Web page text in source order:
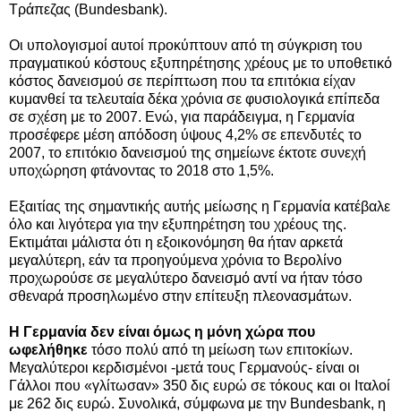
Τράπεζας (Bundesbank).
Οι υπολογισμοί αυτοί προκύπτουν από τη σύγκριση του
πραγματικού κόστους εξυπηρέτησης χρέους με το υποθετικό
κόστος δανεισμού σε περίπτωση που τα επιτόκια είχαν
κυμανθεί τα τελευταία δέκα χρόνια σε φυσιολογικά επίπεδα
σε σχέση με το 2007. Ενώ, για παράδειγμα, η Γερμανία
προσέφερε μέση απόδοση ύψους 4,2% σε επενδυτές το
2007, το επιτόκιο δανεισμού της σημείωνε έκτοτε συνεχή
υποχώρηση φτάνοντας το 2018 στο 1,5%.
Εξαιτίας της σημαντικής αυτής μείωσης η Γερμανία κατέβαλε
όλο και λιγότερα για την εξυπηρέτηση του χρέους της.
Εκτιμάται μάλιστα ότι η εξοικονόμηση θα ήταν αρκετά
μεγαλύτερη, εάν τα προηγούμενα χρόνια το Βερολίνο
προχωρούσε σε μεγαλύτερο δανεισμό αντί να ήταν τόσο
σθεναρά προσηλωμένo στην επίτευξη πλεονασμάτων.
Η Γερμανία δεν είναι όμως η μόνη χώρα που
ωφελήθηκε τόσο πολύ από τη μείωση των επιτοκίων.
Μεγαλύτεροι κερδισμένοι -μετά τους Γερμανούς- είναι οι
Γάλλοι που «γλίτωσαν» 350 δις ευρώ σε τόκους και οι Ιταλοί
με 262 δις ευρώ. Συνολικά, σύμφωνα με την Bundesbank, η